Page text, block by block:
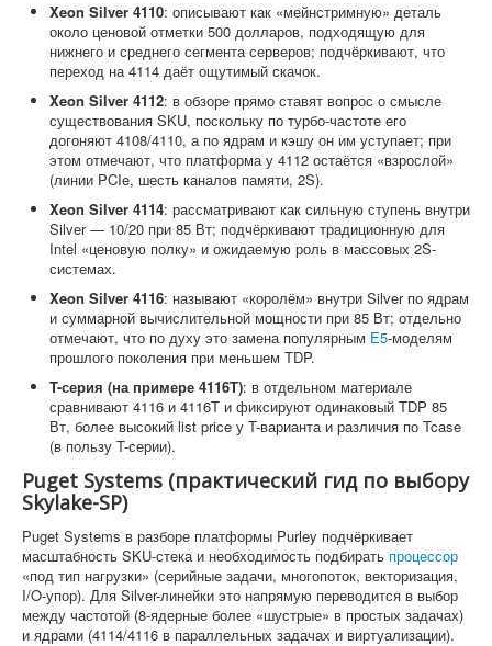
Xeon Silver 4110: описывают как «мейнстримную» деталь
около ценовой отметки 500 долларов, подходящую для
нижнего и среднего сегмента серверов; подчёркивают, что
переход на 4114 даёт ощутимый скачок.
Xeon Silver 4112: в обзоре прямо ставят вопрос о смысле
существования SKU, поскольку по турбо-частоте его
догоняют 4108/4110, а по ядрам и кэшу он им уступает; при
этом отмечают, что платформа у 4112 остаётся «взрослой»
(линии PCIe, шесть каналов памяти, 2S).
Xeon Silver 4114: рассматривают как сильную ступень внутри
Silver — 10/20 при 85 Вт; подчёркивают традиционную для
Intel «ценовую полку» и ожидаемую роль в массовых 2S-
системах.
Xeon Silver 4116: называют «королём» внутри Silver по ядрам
и суммарной вычислительной мощности при 85 Вт; отдельно
отмечают, что по духу это замена популярным E5-моделям
прошлого поколения при меньшем TDP.
T-серия (на примере 4116T): в отдельном материале
сравнивают 4116 и 4116T и фиксируют одинаковый TDP 85
Вт, более высокий list price у T-варианта и различия по Tcase
(в пользу T-серии).
Puget Systems (практический гид по выбору
Skylake-SP)
Puget Systems в разборе платформы Purley подчёркивает
масштабность SKU-стека и необходимость подбирать процессор
«под тип нагрузки» (серийные задачи, многопоток, векторизация,
I/O-упор). Для Silver-линейки это напрямую переводится в выбор
между частотой (8-ядерные более «шустрые» в простых задачах)
и ядрами (4114/4116 в параллельных задачах и виртуализации).